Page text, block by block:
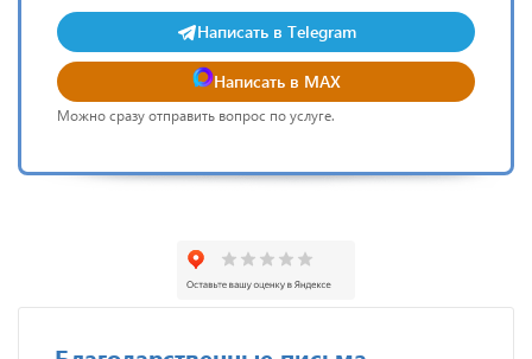
Написать в Telegram
Написать в MAX
Можно сразу отправить вопрос по услуге.